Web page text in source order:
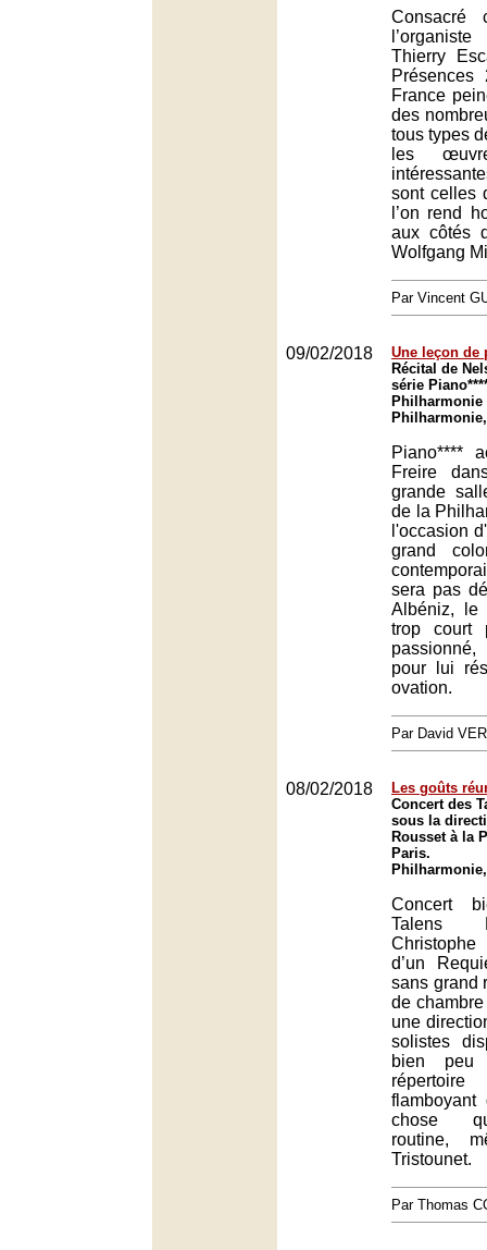
Consacré
Thierry
France
des
tous types
les
sont celles
l’on rend
aux côtés
Wolfgang
Par Vincent
09/02/2018
Une leçon de
Récital de
série
Philharmonie
Piano****
Freire
grande
de la
l'occasion
grand
sera pas
Albéniz, le
trop court
passionné,
pour lui
ovation.
Par David
08/02/2018
Les goûts
Concert des
sous la
Rousset à la
Paris.
Concert
Talens
Christophe
d’un
sans grand
de
une
solistes
bien
chose
routine,
Tristounet.
Par Thomas